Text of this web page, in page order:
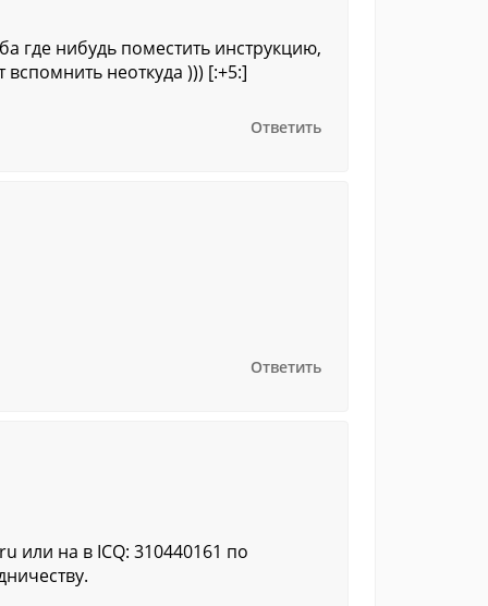
где нибудь поместить инструкцию,
неоткуда ))) [:+5:]
Ответить
Ответить
или на в ICQ: 310440161 по